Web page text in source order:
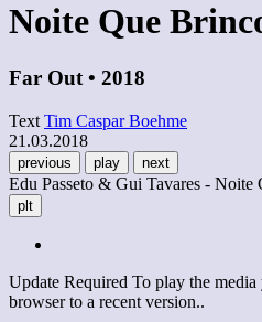
Noite Que
Far Out • 2018
Text Tim Caspar Boehme
21.03.2018
previous play next
Edu Passeto & Gui Tavares -
plt
Update Required To play the
browser to a recent version..